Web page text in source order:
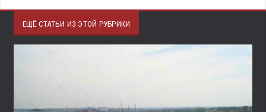
ЕЩЁ СТАТЬИ ИЗ ЭТОЙ РУБРИКИ